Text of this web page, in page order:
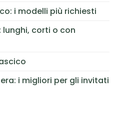
i modelli più richiesti
corti o con
i migliori per gli invitati